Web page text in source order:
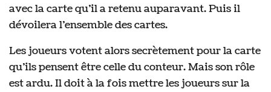
avec la carte qu’il a retenu auparavant. Puis il
dévoilera l’ensemble des cartes.
Les joueurs votent alors secrètement pour la carte
qu’ils pensent être celle du conteur. Mais son rôle
est ardu. Il doit à la fois mettre les joueurs sur la